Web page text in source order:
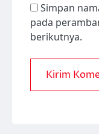
Simpan
pada
berikutnya.